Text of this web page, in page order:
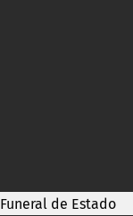
Funeral de Estado